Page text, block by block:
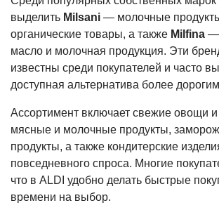
выделить Milsani — молочные
органические товары, а также Milfina —
масло и молочная продукция. Эти
известны среди покупателей и часто
доступная альтернатива более
Ассортимент включает свежие овощи
мясные и молочные продукты,
продукты, а также кондитерские
повседневного спроса. Многие
что в ALDI удобно делать быстрые
времени на выбор.